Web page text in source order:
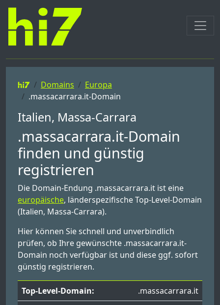
Domains
Europa
.massacarrara.it-Domain
Italien, Massa-Carrara
.massacarrara.it-Domain
finden und günstig
registrieren
Die Domain-Endung .massacarrara.it ist eine
europäische, länderspezifische Top-Level-Domain
(Italien, Massa-Carrara).
Hier können Sie schnell und unverbindlich
prüfen, ob Ihre gewünschte .massacarrara.it-
Domain noch verfügbar ist und diese ggf. sofort
günstig registrieren.
Top-Level-Domain:
.massacarrara.it